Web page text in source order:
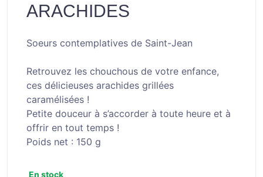
ARACHIDES
Soeurs contemplatives de Saint-Jean
Retrouvez les chouchous de votre enfance,
ces délicieuses arachides grillées
caramélisées !
Petite douceur à s’accorder à toute heure et à
offrir en tout temps !
Poids net : 150 g
En stock